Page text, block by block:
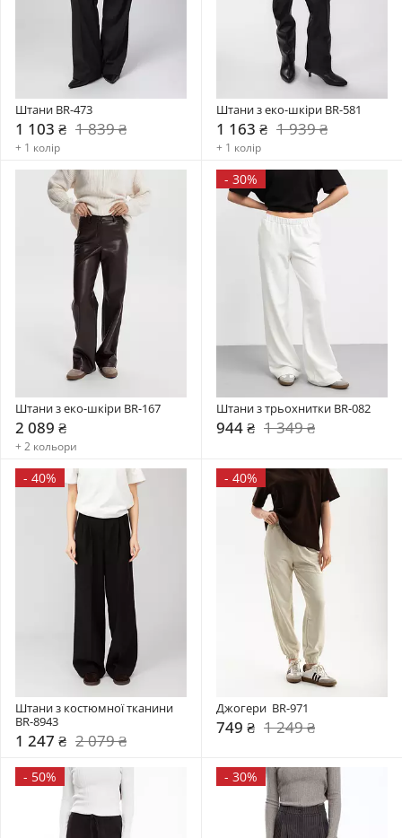
Штани BR-473
1 103 ₴ 1 839 ₴
+ 1 колір
Штани з еко-шкіри BR-581
1 163 ₴ 1 939 ₴
+ 1 колір
Штани з еко-шкіри BR-167
2 089 ₴
+ 2 кольори
- 30%
Штани з трьохнитки BR-082
944 ₴ 1 349 ₴
- 40%
Штани з костюмної тканини
BR-8943
1 247 ₴ 2 079 ₴
- 40%
Джогери  BR-971
749 ₴ 1 249 ₴
- 50% - 30%